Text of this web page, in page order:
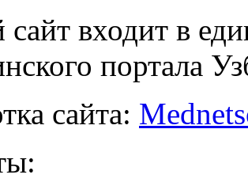
входит в
портала
сайта: